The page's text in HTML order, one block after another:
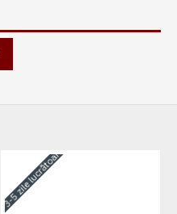
3-5 zile lucrătoare